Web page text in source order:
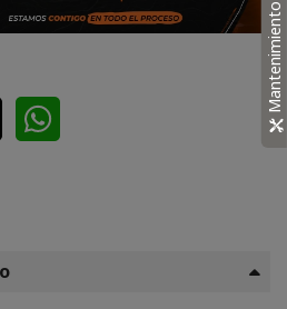
Mantenimiento